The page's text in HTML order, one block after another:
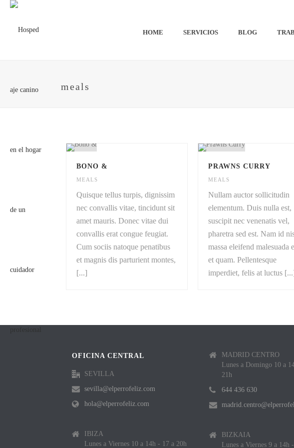
HOME SERVICIOS BLOG
meals
BONO &
MEALS
Quisque tellus turpis, dignissim
nec convallis vitae, tincidunt sit
amet mauris. Donec vitae dui
convallis erat congue feugiat.
Cum sociis natoque penatibus
et magnis dis parturient montes,
[...]
PRAWNS CURRY
MEALS
Nullam auctor sollicitudin
elementum. Duis nulla est,
suscipit nec venenatis vel,
pharetra sed est. Nam id
massa eleifend malesuada
et quam. Pellentesque
imperdiet, felis at luctus
OFICINA CENTRAL
SEVILLA
sevilla@elperrofeliz.com
hola@elperrofeliz.com
IBIZA
Lunes a Viernes 10 a 14h - 17 a 20h
MADRID CENTRO
Lunes a Domingo 10 a
21h
644 436 630
BIZKAIA
Lunes a Viernes 9 a 14h